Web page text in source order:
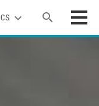
CS expand_more search